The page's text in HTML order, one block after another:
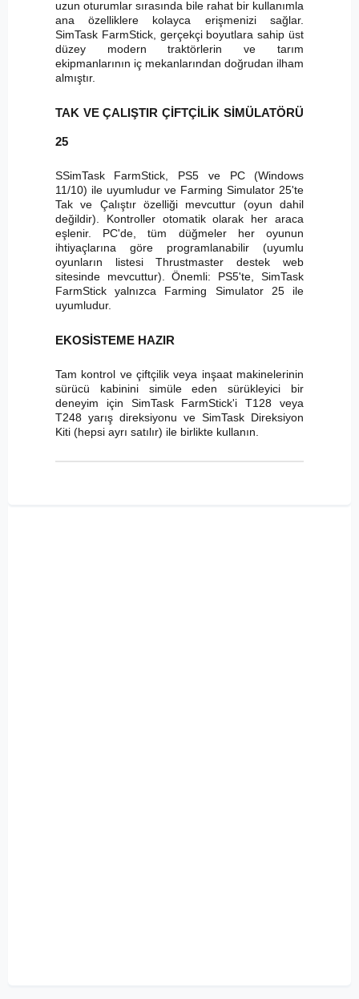
uzun oturumlar sırasında bile rahat bir kullanımla
ana özelliklere kolayca erişmenizi sağlar.
SimTask FarmStick, gerçekçi boyutlara sahip üst
düzey modern traktörlerin ve tarım
ekipmanlarının iç mekanlarından doğrudan ilham
almıştır.
TAK VE ÇALIŞTIR ÇİFTÇİLİK SİMÜLATÖRÜ
25
SSimTask FarmStick, PS5 ve PC (Windows
11/10) ile uyumludur ve Farming Simulator 25'te
Tak ve Çalıştır özelliği mevcuttur (oyun dahil
değildir). Kontroller otomatik olarak her araca
eşlenir. PC'de, tüm düğmeler her oyunun
ihtiyaçlarına göre programlanabilir (uyumlu
oyunların listesi Thrustmaster destek web
sitesinde mevcuttur). Önemli: PS5'te, SimTask
FarmStick yalnızca Farming Simulator 25 ile
uyumludur.
EKOSİSTEME HAZIR
Tam kontrol ve çiftçilik veya inşaat makinelerinin
sürücü kabinini simüle eden sürükleyici bir
deneyim için SimTask FarmStick'i T128 veya
T248 yarış direksiyonu ve SimTask Direksiyon
Kiti (hepsi ayrı satılır) ile birlikte kullanın.